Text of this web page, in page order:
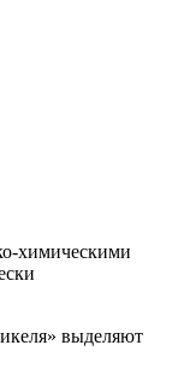
химическими
выделяют